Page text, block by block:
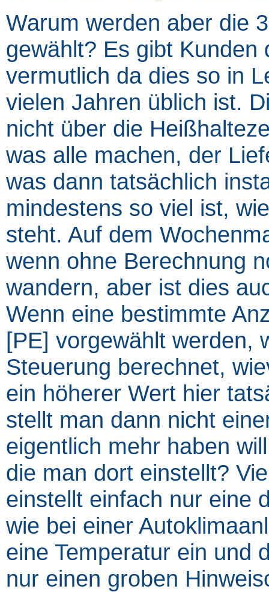
Warum werden aber die
gewählt? Es gibt
vermutlich da dies so in
vielen Jahren üblich ist.
nicht über die
was alle machen, der
was dann tatsächlich
mindestens so viel ist,
steht. Auf dem
wenn ohne Berechnung
wandern, aber ist dies
Wenn eine bestimmte
[PE] vorgewählt werden,
Steuerung berechnet,
ein höherer Wert hier
stellt man dann nicht
eigentlich mehr haben
die man dort einstellt?
einstellt einfach nur eine
wie bei einer
eine Temperatur ein und
nur einen groben